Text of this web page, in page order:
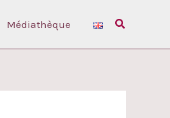
Médiathèque Rechercher